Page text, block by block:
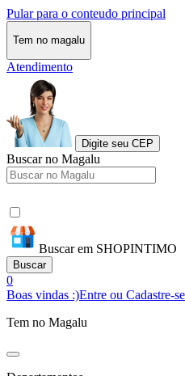
Pular para o conteudo principal
Tem no magalu
Atendimento
Digite seu CEP
Buscar no Magalu
Buscar em SHOPINTIMO
Buscar
0
Boas vindas :)Entre ou Cadastre-se
Tem no Magalu